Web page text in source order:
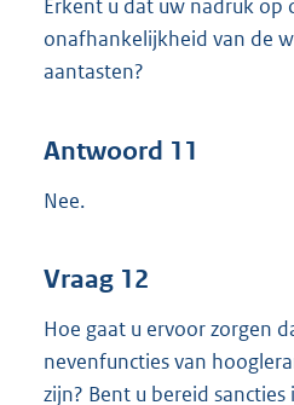
Erkent u dat uw nadruk op
onafhankelijkheid van de
aantasten?
Antwoord 11
Nee.
Vraag 12
Hoe gaat u ervoor zorgen
nevenfuncties van
zijn? Bent u bereid